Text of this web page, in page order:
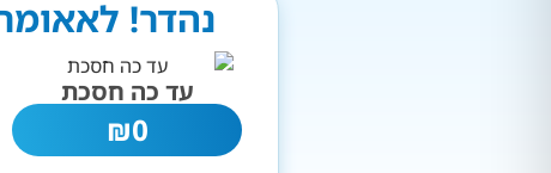
נהדר!
עד כה חסכת
0
₪